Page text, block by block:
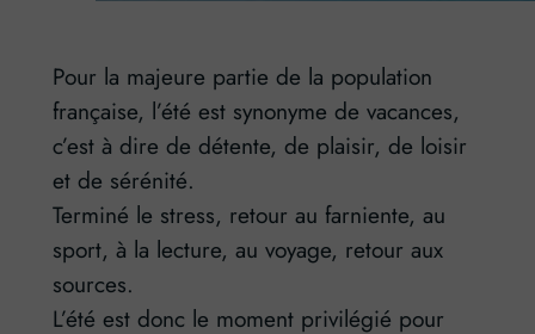
Pour la majeure partie de la population
française, l’été est synonyme de vacances,
c’est à dire de détente, de plaisir, de loisir
et de sérénité.
Terminé le stress, retour au farniente, au
sport, à la lecture, au voyage, retour aux
sources.
L’été est donc le moment privilégié pour